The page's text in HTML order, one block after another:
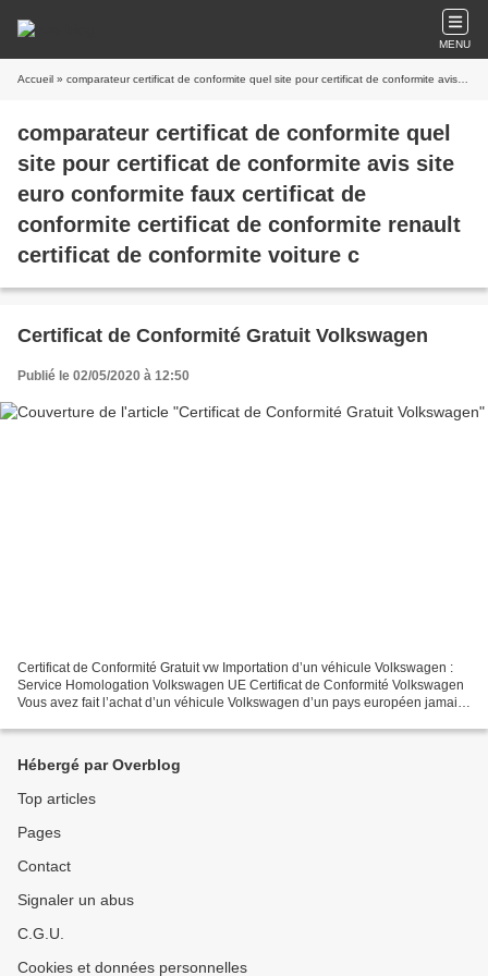
MENU
Accueil » comparateur certificat de conformite quel site pour certificat de conformite avis site euro conformite faux certificat de conformite certificat de conformite renault certificat de conformite voiture c
comparateur certificat de conformite quel
site pour certificat de conformite avis site
euro conformite faux certificat de
conformite certificat de conformite renault
certificat de conformite voiture c
Certificat de Conformité Gratuit Volkswagen
Publié le 02/05/2020 à 12:50
Certificat de Conformité Gratuit vw Importation d’un véhicule Volkswagen :
Service Homologation Volkswagen UE Certificat de Conformité Volkswagen
Vous avez fait l’achat d’un véhicule Volkswagen d’un pays européen jamais
Hébergé par Overblog
Top articles
Pages
Contact
Signaler un abus
C.G.U.
Cookies et données personnelles